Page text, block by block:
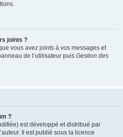
joints ?
vous avez joints à vos messages et
de l’utilisateur puis Gestion des
?
est développé et distribué par
Il est publié sous la licence